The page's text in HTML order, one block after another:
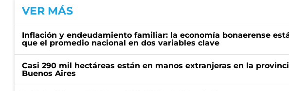
VER MÁS
Inflación y endeudamiento familiar: la economía bonaerense
que el promedio nacional en dos variables clave
Casi 290 mil hectáreas están en manos extranjeras en la
Buenos Aires